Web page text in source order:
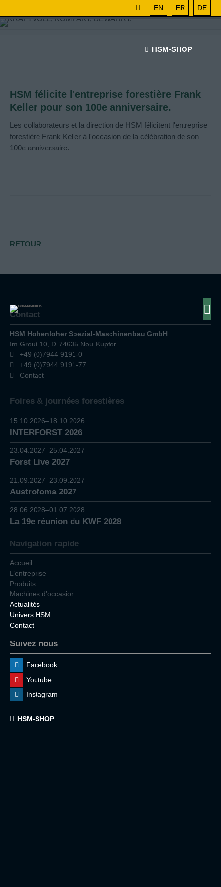
EN FR DE
HSM-SHOP
HSM félicite l'entreprise forestière Frank
Keller pour son 100e anniversaire.
Les collaborateurs et la direction de HSM félicitent l'entreprise
forestière Frank Keller à l'occasion de la célébration de son
100e anniversaire.
RETOUR
Contact
HSM Hohenloher Spezial-Maschinenbau GmbH
Im Greut 10, D-74635 Neu-Kupfer
+49 (0)7944 9191-0
+49 (0)7944 9191-77
Contact
Foires & journées forestières
15.10.2026–18.10.2026
INTERFORST 2026
23.04.2027–25.04.2027
Forst Live 2027
21.09.2027–23.09.2027
Austrofoma 2027
28.06.2028–01.07.2028
La 19e réunion du KWF 2028
Navigation rapide
Accueil
L’entreprise
Produits
Machines d’occasion
Actualités
Univers HSM
Contact
Suivez nous
Facebook
Youtube
Instagram
HSM-SHOP